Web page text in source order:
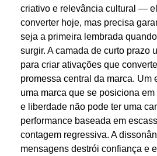
criativo e relevância cultural —
converter hoje, mas precisa
seja a primeira lembrada
surgir. A camada de curto prazo
para criar ativações que
promessa central da marca. Um
uma marca que se posiciona
e liberdade não pode ter uma
performance baseada em
contagem regressiva. A
mensagens destrói confiança e